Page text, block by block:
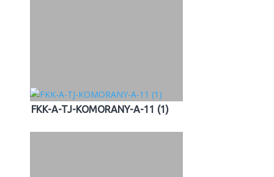
FKK-A-TJ-KOMORANY-A-11 (1)